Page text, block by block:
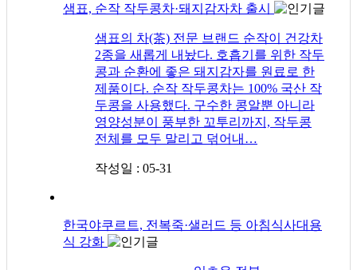
샘표, 순작 작두콩차·돼지감자차 출시
샘표의 차(茶) 전문 브랜드 순작이 건강차
2종을 새롭게 내놨다. 호흡기를 위한 작두
콩과 순환에 좋은 돼지감자를 원료로 한
제품이다. 순작 작두콩차는 100% 국산 작
두콩을 사용했다. 구수한 콩알뿐 아니라
영양성분이 풍부한 꼬투리까지, 작두콩
전체를 모두 말리고 덖어내…
작성일 : 05-31
한국야쿠르트, 전복죽·샐러드 등 아침식사대용
식 강화